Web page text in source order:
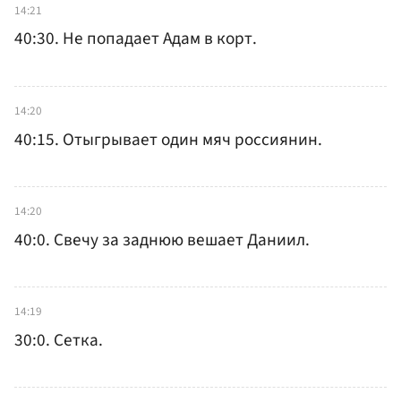
14:21
40:30. Не попадает Адам в корт.
14:20
40:15. Отыгрывает один мяч россиянин.
14:20
40:0. Свечу за заднюю вешает Даниил.
14:19
30:0. Сетка.